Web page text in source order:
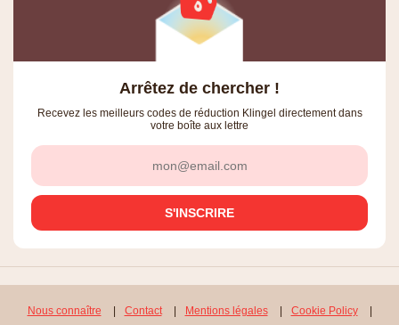
Arrêtez de chercher !
Recevez les meilleurs codes de réduction Klingel directement dans
votre boîte aux lettre
Nous connaître | Contact | Mentions légales | Cookie Policy |